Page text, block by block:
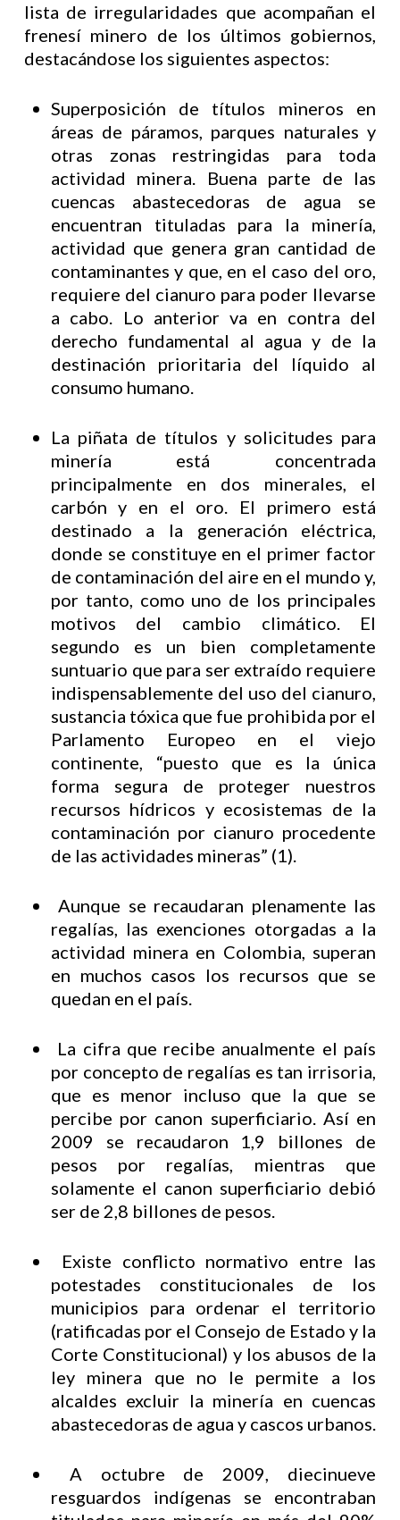
lista de irregularidades que acompañan el
frenesí minero de los últimos gobiernos,
destacándose los siguientes aspectos:
Superposición de títulos mineros en
áreas de páramos, parques naturales y
otras zonas restringidas para toda
actividad minera. Buena parte de las
cuencas abastecedoras de agua se
encuentran tituladas para la minería,
actividad que genera gran cantidad de
contaminantes y que, en el caso del oro,
requiere del cianuro para poder llevarse
a cabo. Lo anterior va en contra del
derecho fundamental al agua y de la
destinación prioritaria del líquido al
consumo humano.
La piñata de títulos y solicitudes para
minería está concentrada
principalmente en dos minerales, el
carbón y en el oro. El primero está
destinado a la generación eléctrica,
donde se constituye en el primer factor
de contaminación del aire en el mundo y,
por tanto, como uno de los principales
motivos del cambio climático. El
segundo es un bien completamente
suntuario que para ser extraído requiere
indispensablemente del uso del cianuro,
sustancia tóxica que fue prohibida por el
Parlamento Europeo en el viejo
continente, “puesto que es la única
forma segura de proteger nuestros
recursos hídricos y ecosistemas de la
contaminación por cianuro procedente
de las actividades mineras” (1).
Aunque se recaudaran plenamente las
regalías, las exenciones otorgadas a la
actividad minera en Colombia, superan
en muchos casos los recursos que se
quedan en el país.
La cifra que recibe anualmente el país
por concepto de regalías es tan irrisoria,
que es menor incluso que la que se
percibe por canon superficiario. Así en
2009 se recaudaron 1,9 billones de
pesos por regalías, mientras que
solamente el canon superficiario debió
ser de 2,8 billones de pesos.
Existe conflicto normativo entre las
potestades constitucionales de los
municipios para ordenar el territorio
(ratificadas por el Consejo de Estado y la
Corte Constitucional) y los abusos de la
ley minera que no le permite a los
alcaldes excluir la minería en cuencas
abastecedoras de agua y cascos urbanos.
A octubre de 2009, diecinueve
resguardos indígenas se encontraban